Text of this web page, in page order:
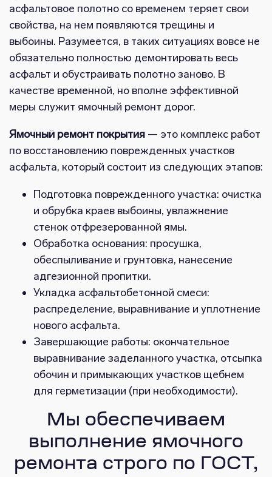
асфальтовое полотно со временем теряет свои
свойства, на нем появляются трещины и
выбоины. Разумеется, в таких ситуациях вовсе не
обязательно полностью демонтировать весь
асфальт и обустраивать полотно заново. В
качестве временной, но вполне эффективной
меры служит ямочный ремонт дорог.
Ямочный ремонт покрытия — это комплекс работ
по восстановлению поврежденных участков
асфальта, который состоит из следующих этапов:
Подготовка поврежденного участка: очистка
и обрубка краев выбоины, увлажнение
стенок отфрезерованной ямы.
Обработка основания: просушка,
обеспыливание и грунтовка, нанесение
адгезионной пропитки.
Укладка асфальтобетонной смеси:
распределение, выравнивание и уплотнение
нового асфальта.
Завершающие работы: окончательное
выравнивание заделанного участка, отсыпка
обочин и примыкающих участков щебнем
для герметизации (при необходимости).
Мы обеспечиваем
выполнение ямочного
ремонта строго по ГОСТ,